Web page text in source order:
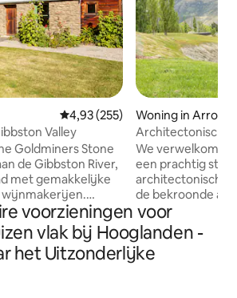
Gemiddelde beoordeling van
4,93 (255)
Valley
Goldminers Stone
de Gibbston River,
met gemakkelijke
editie van de
- Dit bekroonde
originele
uit 1874.
Woning in Arrow
Architectonische
We verwelkomen
een prachtig
architectonisch
de bekroonde
Chin ligt tegen
schistrots in een
zijn drie hectare
zwerven en het
voorzieningen voor
vlak bij Hooglanden -
het Uitzonderlijke